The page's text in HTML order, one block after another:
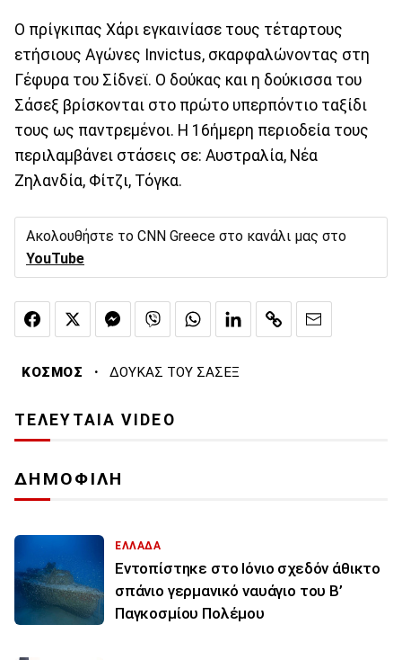
Ο πρίγκιπας Χάρι εγκαινίασε τους τέταρτους
ετήσιους Αγώνες Invictus, σκαρφαλώνοντας στη
Γέφυρα του Σίδνεϊ. Ο δούκας και η δούκισσα του
Σάσεξ βρίσκονται στο πρώτο υπερπόντιο ταξίδι
τους ως παντρεμένοι. Η 16ήμερη περιοδεία τους
περιλαμβάνει στάσεις σε: Αυστραλία, Νέα
Ζηλανδία, Φίτζι, Τόγκα.
Ακολουθήστε το CNN Greece στο κανάλι μας στο
YouTube
ΚΟΣΜΟΣ · ΔΟΥΚΑΣ ΤΟΥ ΣΑΣΕΞ
ΤΕΛΕΥΤΑΙΑ VIDEO
ΔΗΜΟΦΙΛΗ
ΕΛΛΑΔΑ
Εντοπίστηκε στο Ιόνιο σχεδόν άθικτο
σπάνιο γερμανικό ναυάγιο του Β’
Παγκοσμίου Πολέμου